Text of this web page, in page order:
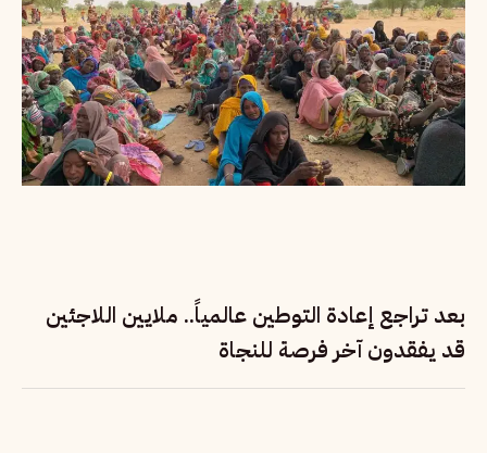
بعد تراجع إعادة التوطين عالمياً.. ملايين اللاجئين
قد يفقدون آخر فرصة للنجاة